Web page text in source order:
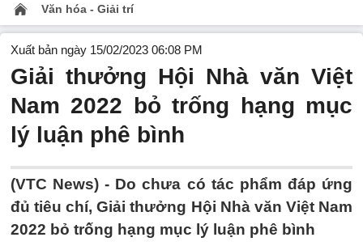
Văn hóa - Giải trí
Xuất bản ngày 15/02/2023 06:08 PM
Giải thưởng Hội Nhà văn Việt
Nam 2022 bỏ trống hạng mục
lý luận phê bình
(VTC News) - Do chưa có tác phẩm đáp ứng
đủ tiêu chí, Giải thưởng Hội Nhà văn Việt Nam
2022 bỏ trống hạng mục lý luận phê bình